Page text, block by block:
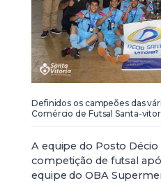
Definidos os campeões das
Comércio de Futsal Santa-
A equipe do Posto
competição de futsal
equipe do OBA